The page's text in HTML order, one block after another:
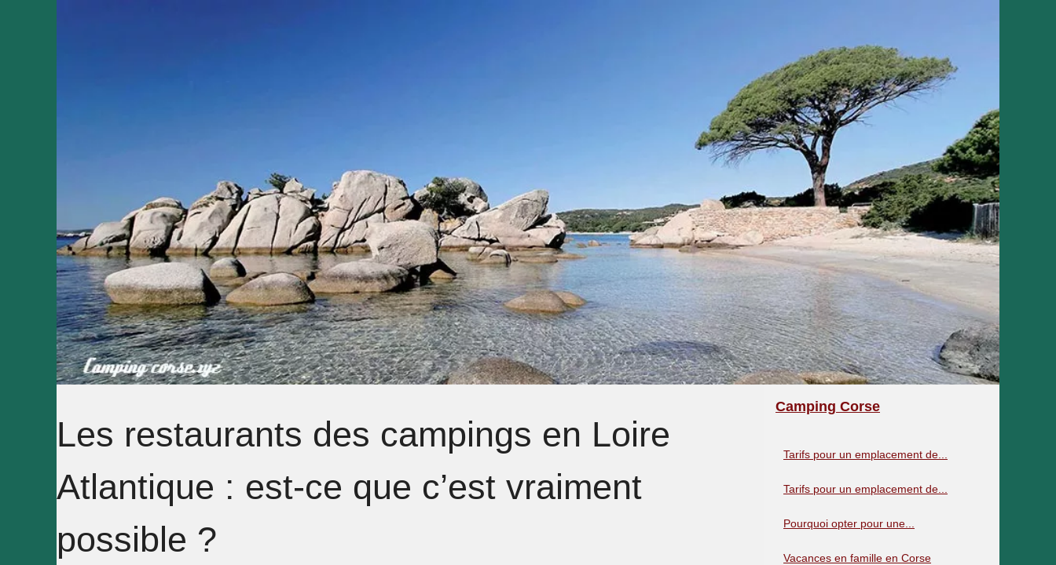
Les restaurants des campings en Loire
Atlantique : est-ce que c’est vraiment
possible ?
Camping Corse
Tarifs pour un emplacement de...
Tarifs pour un emplacement de...
Pourquoi opter pour une...
Vacances en famille en Corse